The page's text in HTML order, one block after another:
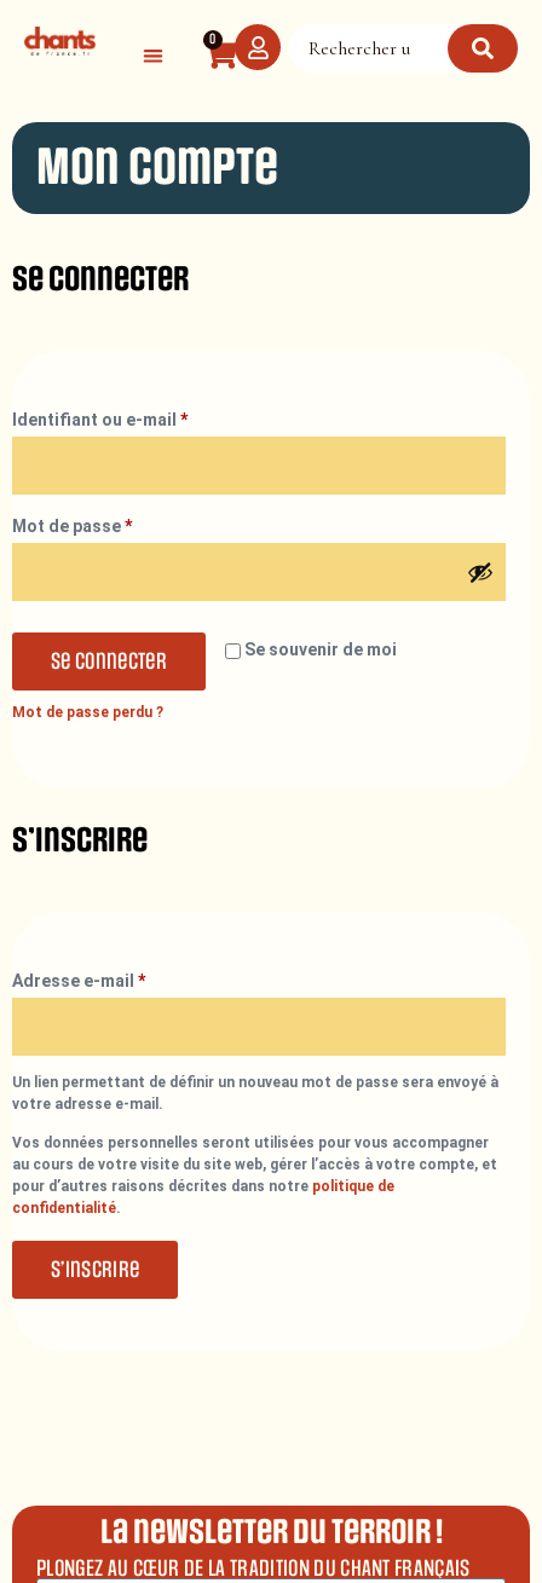
0
Mon compte
Se connecter
Identifiant ou e-mail *
Mot de passe*
Se souvenir de moi
Se connecter
Mot de passe perdu ?
S’inscrire
Adresse e-mail *
Un lien permettant de définir un nouveau mot de passe sera envoyé à
votre adresse e-mail.
Vos données personnelles seront utilisées pour vous accompagner
au cours de votre visite du site web, gérer l’accès à votre compte, et
pour d’autres raisons décrites dans notre politique de
confidentialité.
S’inscrire
La newsletter du terroir !
PLONGEZ AU CŒUR DE LA TRADITION DU CHANT FRANÇAIS